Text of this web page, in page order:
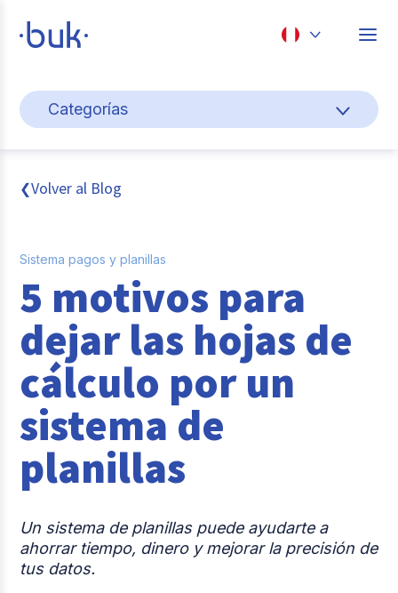
Perú
Categorías
Gestión de personas
Cultura y bienestar laboral
Sistema pagos y planillas
Entrevistas
Buk
Reclutamiento y selección de personal
Casos de éxito
Tendencias y Data
Pago de nómina
Reclutamiento y Selección
❮Volver al Blog
Sistema pagos y planillas
5 motivos para
dejar las hojas de
cálculo por un
sistema de
planillas
Un sistema de planillas puede ayudarte a
ahorrar tiempo, dinero y mejorar la precisión de
tus datos.